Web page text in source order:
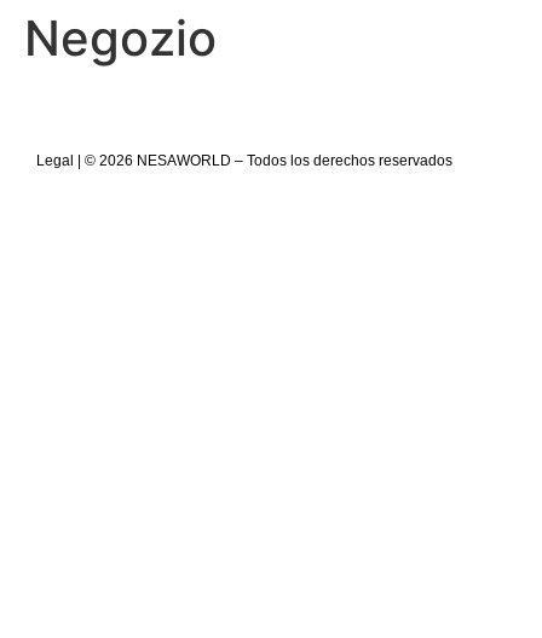
Negozio
Legal | © 2026 NESAWORLD – Todos los derechos reservados